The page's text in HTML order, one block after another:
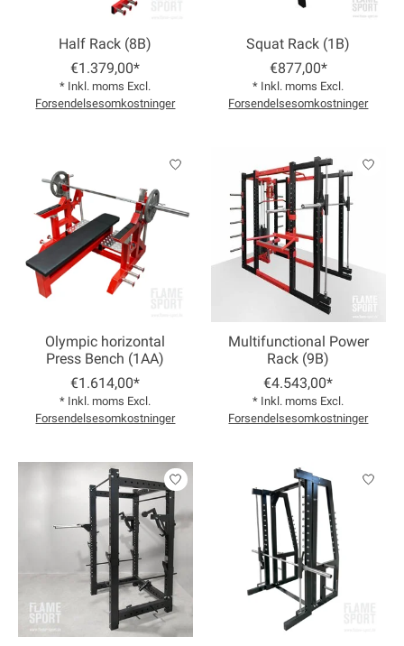
Half Rack (8B)
€1.379,00*
* Inkl. moms Excl.
Forsendelsesomkostninger
Squat Rack (1B)
€877,00*
* Inkl. moms Excl.
Forsendelsesomkostninger
Olympic horizontal
Press Bench (1AA)
€1.614,00*
* Inkl. moms Excl.
Forsendelsesomkostninger
Multifunctional Power
Rack (9B)
€4.543,00*
* Inkl. moms Excl.
Forsendelsesomkostninger